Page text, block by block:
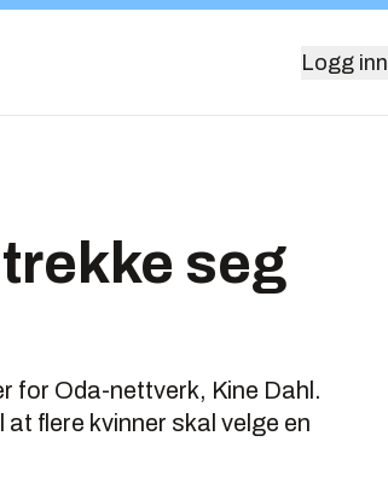
Logg inn
seg
for Oda-nettverk, Kine Dahl.
flere kvinner skal velge en